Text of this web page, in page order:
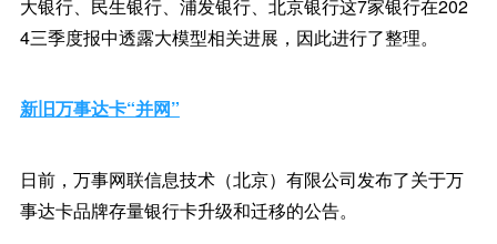
大银行、民生银行、浦发银行、北京银行这7家银行在202
4三季度报中透露大模型相关进展，因此进行了整理。
新旧万事达卡“并网”
日前，万事网联信息技术（北京）有限公司发布了关于万
事达卡品牌存量银行卡升级和迁移的公告。